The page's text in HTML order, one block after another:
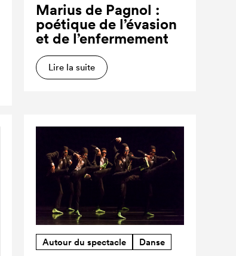
Marius de Pagnol :
poétique de l’évasion
et de l’enfermement
Lire la suite
Autour du spectacle Danse